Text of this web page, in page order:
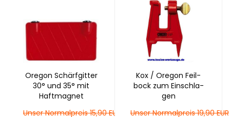
Ore­gon Schärf­git­ter
30° und 35° mit
Haft­ma­gnet
Unser Normalpreis 15,90 EUR
Kox / Ore­gon Feil­
bock zum Ein­schla­
gen
Unser Normalpreis 19,90 EUR